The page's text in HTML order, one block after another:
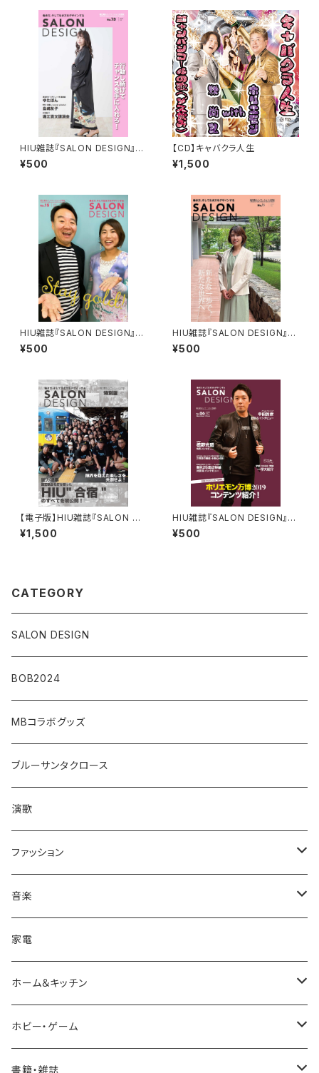
HIU雑誌『SALON DESIGN』v
ol.13（電子版）
¥500
【CD】キャバクラ人生
¥1,500
HIU雑誌『SALON DESIGN』v
ol.15（電子版）
¥500
HIU雑誌『SALON DESIGN』v
ol.16（電子版）
¥500
【電子版】HIU雑誌『SALON DE
SIGN』合宿特別版
¥1,500
HIU雑誌『SALON DESIGN』v
ol.6（電子版）
¥500
CATEGORY
SALON DESIGN
BOB2024
MBコラボグッズ
ブルーサンタクロース
演歌
ファッション
帽子/トップス/ボトムス
キャップ
シャツ
アクセサリ
サングラス/メガネ
ファッション小物
エプソン
バッグ
音楽
CD
家電
ホーム＆キッチン
調理器具
鍋・フライパン
ホビー・ゲーム
ボードゲーム・カードゲーム
書籍・雑誌